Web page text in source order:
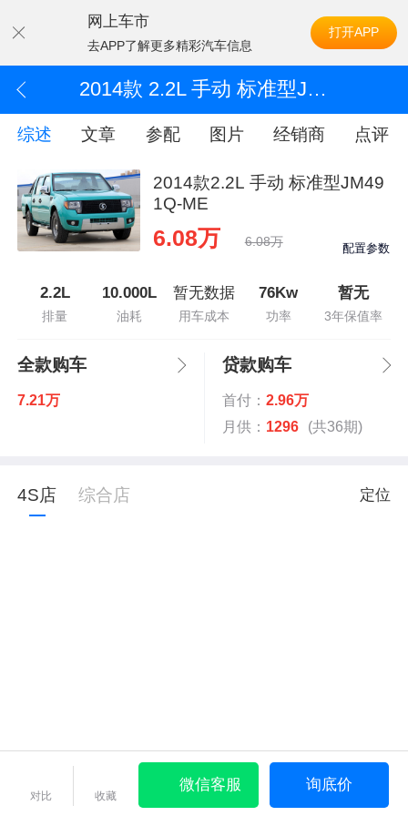
网上车市
去APP了解更多精彩汽车信息
打开APP
2014款 2.2L 手动 标准型JM491Q-ME
综述 文章 参配 图片 经销商 点评
2014款2.2L 手动 标准型JM49
1Q-ME
6.08万 6.08万 配置参数
2.2L
排量
10.000L
油耗
暂无数据
用车成本
76Kw
功率
暂无
3年保值率
全款购车
7.21万
贷款购车
首付： 2.96万
月供： 1296 (共36期)
4S店 综合店 定位
对比 收藏
微信客服 询底价